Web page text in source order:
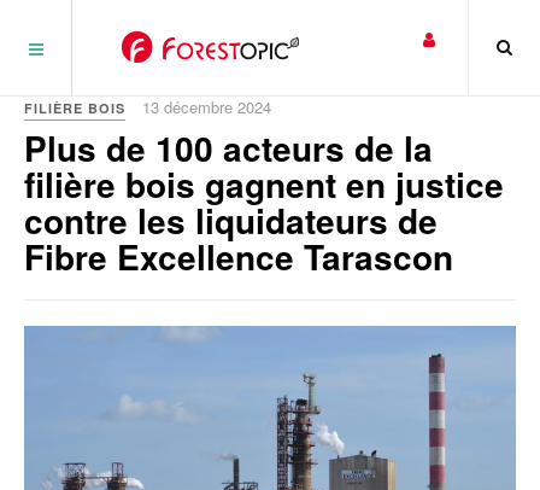
FILIÈRE BOIS 13 décembre 2024
Plus de 100 acteurs de la
filière bois gagnent en justice
contre les liquidateurs de
Fibre Excellence Tarascon